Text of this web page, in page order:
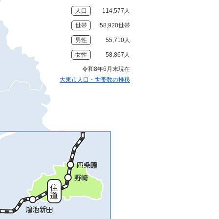
人口 114,577人
世帯 58,920世帯
男性 55,710人
女性 58,867人
令和8年6月末現在
大東市人口・世帯数の推移